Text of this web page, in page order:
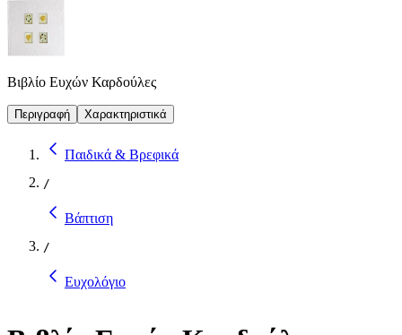
Βιβλίο Ευχών Καρδούλες
Περιγραφή Χαρακτηριστικά
Παιδικά & Βρεφικά
/
Βάπτιση
/
Ευχολόγιο